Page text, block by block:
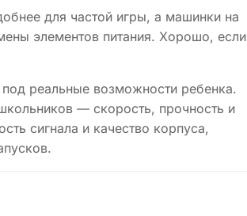
для частой игры, а машинки на
элементов питания. Хорошо, если
реальные возможности ребенка.
— скорость, прочность и
сигнала и качество корпуса,